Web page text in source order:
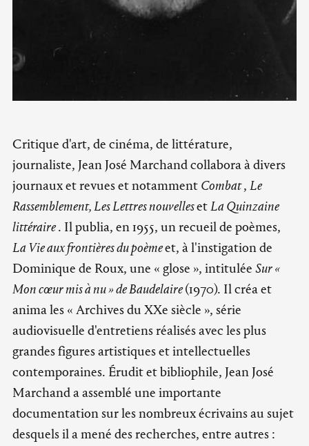
Critique d'art, de cinéma, de littérature,
journaliste, Jean José Marchand collabora à divers
journaux et revues et notamment Combat, Le
Rassemblement,Les Lettres nouvellesetLa Quinzaine
littéraire. Il publia, en 1955, un recueil de poèmes,
La Vie aux frontières du poèmeet, à l'instigation de
Dominique de Roux, une « glose », intitulée Sur «
Mon cœur mis à nu » de Baudelaire(1970). Il créa et
anima les « Archives du XXe siècle », série
audiovisuelle d'entretiens réalisés avec les plus
grandes figures artistiques et intellectuelles
contemporaines. Érudit et bibliophile, Jean José
Marchand a assemblé une importante
documentation sur les nombreux écrivains au sujet
desquels il a mené des recherches, entre autres :